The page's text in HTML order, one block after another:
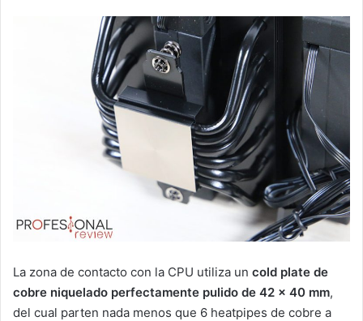
La zona de contacto con la CPU utiliza un cold plate de
cobre niquelado perfectamente pulido de 42 x 40 mm,
del cual parten nada menos que 6 heatpipes de cobre a